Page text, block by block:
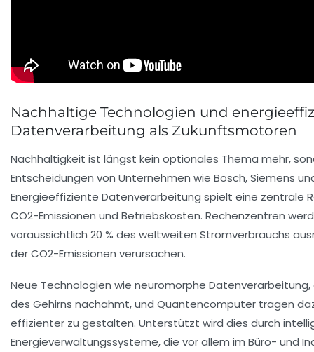
Nachhaltige Technologien und
Datenverarbeitung als Zukunftsmotoren
Nachhaltigkeit ist längst kein optionales Thema mehr,
Entscheidungen von Unternehmen wie Bosch, Siemens
Energieeffiziente Datenverarbeitung spielt eine zentrale
CO2-Emissionen und Betriebskosten. Rechenzentren
voraussichtlich 20 % des weltweiten Stromverbrauchs
der CO2-Emissionen verursachen.
Neue Technologien wie neuromorphe
des Gehirns nachahmt, und Quantencomputer tragen
effizienter zu gestalten. Unterstützt wird dies durch
Energieverwaltungssysteme, die vor allem im Büro- und